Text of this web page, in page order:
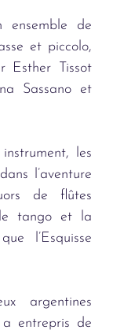
ensemble de
et piccolo,
Esther Tissot
Sassano et
les
l’aventure
de flûtes
le tango et la
l’Esquisse
argentines
entrepris de